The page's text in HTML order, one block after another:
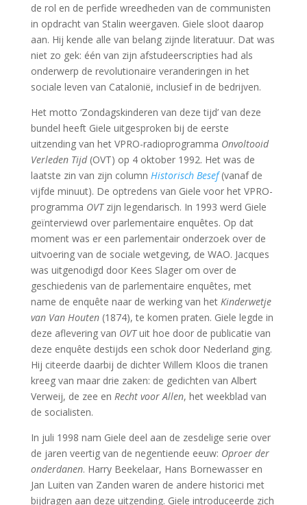
de rol en de perfide wreedheden van de communisten
in opdracht van Stalin weergaven. Giele sloot daarop
aan. Hij kende alle van belang zijnde literatuur. Dat was
niet zo gek: één van zijn afstudeerscripties had als
onderwerp de revolutionaire veranderingen in het
sociale leven van Catalonië, inclusief in de bedrijven.
Het motto ‘Zondagskinderen van deze tijd’ van deze
bundel heeft Giele uitgesproken bij de eerste
uitzending van het VPRO-radioprogramma Onvoltooid
Verleden Tijd(OVT) op 4 oktober 1992. Het was de
laatste zin van zijn column Historisch Besef(vanaf de
vijfde minuut). De optredens van Giele voor het VPRO-
programma OVT zijn legendarisch. In 1993 werd Giele
geïnterviewd over parlementaire enquêtes. Op dat
moment was er een parlementair onderzoek over de
uitvoering van de sociale wetgeving, de WAO. Jacques
was uitgenodigd door Kees Slager om over de
geschiedenis van de parlementaire enquêtes, met
name de enquête naar de werking van hetKinderwetje
van Van Houten (1874), te komen praten. Giele legde in
deze aflevering van OVTuit hoe door de publicatie van
deze enquête destijds een schok door Nederland ging.
Hij citeerde daarbij de dichter Willem Kloos die tranen
kreeg van maar drie zaken: de gedichten van Albert
Verweij, de zee en Recht voor Allen, het weekblad van
de socialisten.
In juli 1998 nam Giele deel aan de zesdelige serie over
de jaren veertig van de negentiende eeuw: Oproer der
onderdanen. Harry Beekelaar, Hans Bornewasser en
Jan Luiten van Zanden waren de andere historici met
bijdragen aan deze uitzending. Giele introduceerde zich